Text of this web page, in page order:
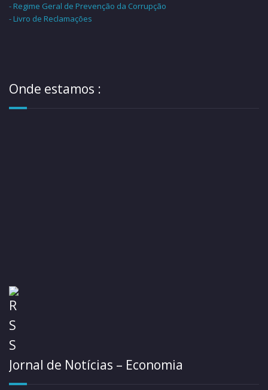
- Regime Geral de Prevenção da Corrupção
- Livro de Reclamações
Onde estamos :
Jornal de Notícias – Economia